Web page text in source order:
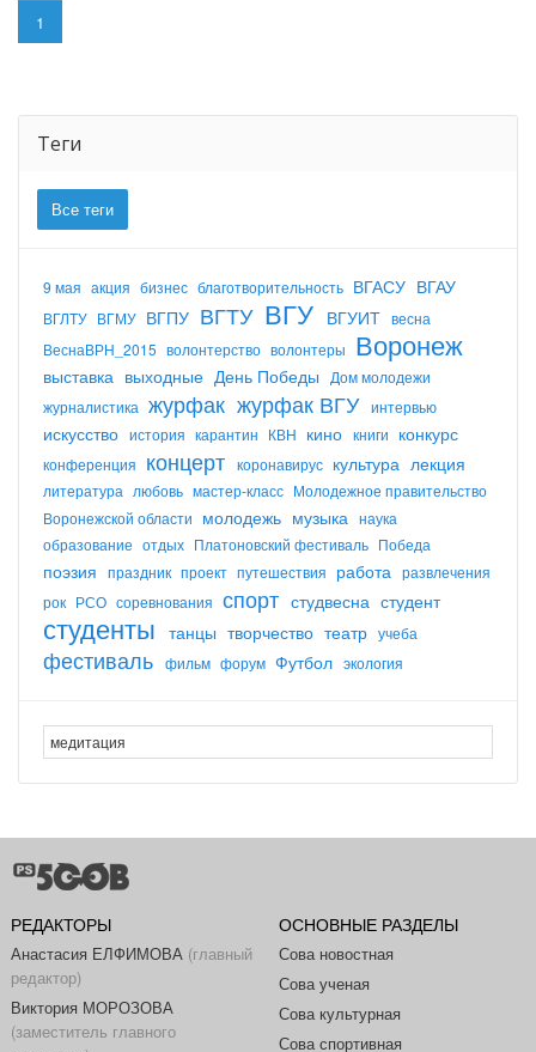
1
Теги
Все теги
9 мая акция бизнес благотворительность ВГАСУ ВГАУ
ВГЛТУ ВГМУ ВГПУ ВГТУ ВГУ ВГУИТ весна
ВеснаВРН_2015 волонтерство волонтеры Воронеж
выставка выходные День Победы
Дом молодежи
журналистика журфак журфак ВГУ интервью
искусство история карантин КВН кино книги конкурс
конференция концерт коронавирус культура лекция
литература любовь мастер-класс Молодежное правительство
Воронежской области молодежь музыка наука
образование отдых Платоновский фестиваль Победа
поэзия праздник проект путешествия работа развлечения
рок РСО соревнования спорт студвесна студент
студенты танцы творчество театр учеба
фестиваль фильм форум Футбол экология
РЕДАКТОРЫ
Анастасия ЕЛФИМОВА (главный
редактор)
Виктория МОРОЗОВА
(заместитель главного
ОСНОВНЫЕ РАЗДЕЛЫ
Сова новостная
Сова ученая
Сова культурная
Сова спортивная